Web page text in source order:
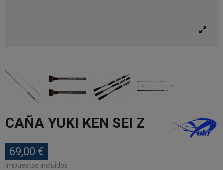
CAÑA YUKI KEN SEI Z
69,00 €
Impuestos incluidos